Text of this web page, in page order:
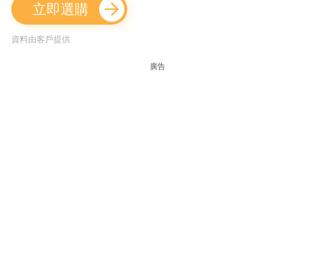
立即選購
資料由客戶提供
廣告